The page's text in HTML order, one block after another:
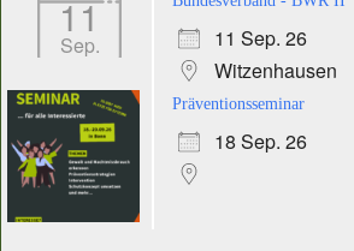
11
Sep.
11 Sep. 26
Witzenhausen
Präventionsseminar
18 Sep. 26